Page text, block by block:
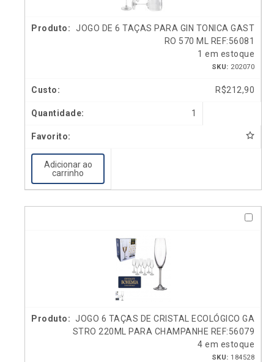
JOGO DE 6 TAÇAS PARA GIN TONICA GAST
RO 570 ML REF:56081
1 em estoque
SKU: 202070
R$212,90
1
Adicionar ao
carrinho
JOGO 6 TAÇAS DE CRISTAL ECOLÓGICO GA
STRO 220ML PARA CHAMPANHE REF:56079
4 em estoque
SKU: 184528